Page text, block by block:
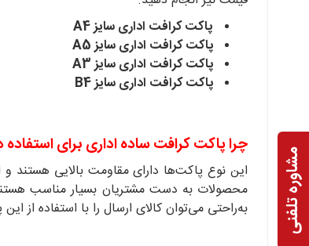
پاکت کرافت اداری سایز A4
پاکت کرافت اداری سایز A5
پاکت کرافت اداری سایز A3
پاکت کرافت اداری سایز B4
چرا پاکت کرافت ساده اداری برای استفاده
این نوع پاکت‌ها دارای مقاومت بالایی هستند
محصولات به دست مشتریان بسیار مناسب
به‌راحتی می‌توان کالای ارسال را با استفاده از
مشاوره تلفنی